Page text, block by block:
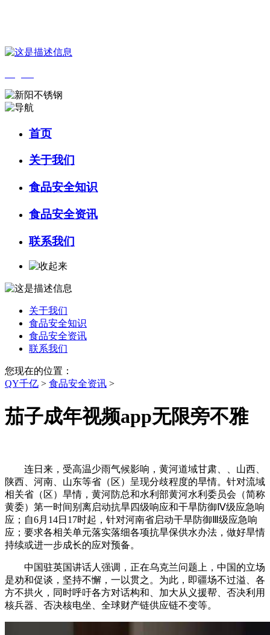
首页
关于我们
食品安全知识
食品安全资讯
联系我们
关于我们
食品安全知识
食品安全资讯
联系我们
您现在的位置：
QY千亿 > 食品安全资讯 >
茄子成年视频app无限旁不雅
连日来，受高温少雨气候影响，黄河道域甘肃、、山西、
陕西、河南、山东等省（区）呈现分歧程度的旱情。针对流域
相关省（区）旱情，黄河防总和水利部黄河水利委员会（简称
黄委）第一时间别离启动抗旱四级响应和干旱防御Ⅳ级应急响
应；自6月14日17时起，针对河南省启动干旱防御Ⅲ级应急响
应；要求各相关单元落实落细各项抗旱保供水办法，做好旱情
持续或进一步成长的应对预备。
中国驻英国讲话人强调，正在乌克兰问题上，中国的立场
是劝和促谈，坚持不懈，一以贯之。为此，即疆场不过溢、各
方不拱火，同时呼吁各方对话构和、加大从义援帮、否决利用
核兵器、否决核电坐、全球财产链供应链不变等。